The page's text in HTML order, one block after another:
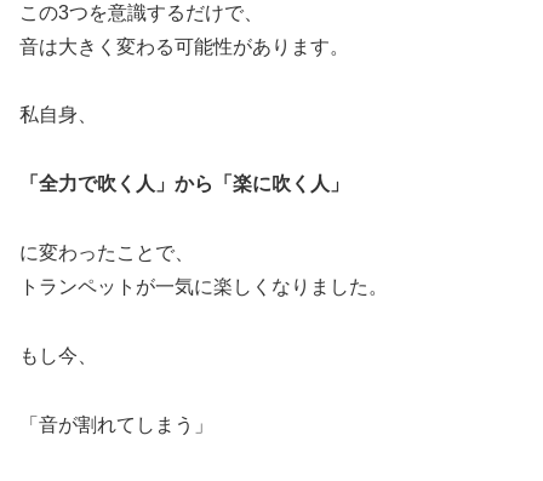
この3つを意識するだけで、
音は大きく変わる可能性があります。
私自身、
「全力で吹く人」から「楽に吹く人」
に変わったことで、
トランペットが一気に楽しくなりました。
もし今、
「音が割れてしまう」